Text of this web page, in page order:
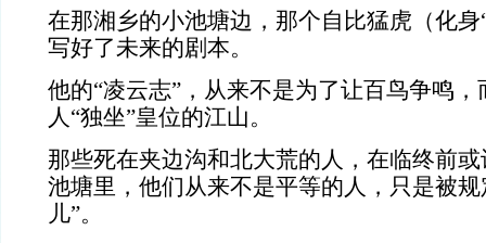
在那湘乡的小池塘边，那个自比猛虎（化身
写好了未来的剧本。
他的“凌云志”，从来不是为了让百鸟争鸣
人“独坐”皇位的江山。
那些死在夹边沟和北大荒的人，在临终前
池塘里，他们从来不是平等的人，只是被
儿”。